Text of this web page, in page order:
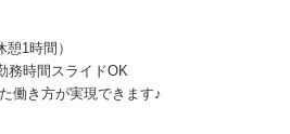
1時間）
務時間スライドOK
働き方が実現できます♪